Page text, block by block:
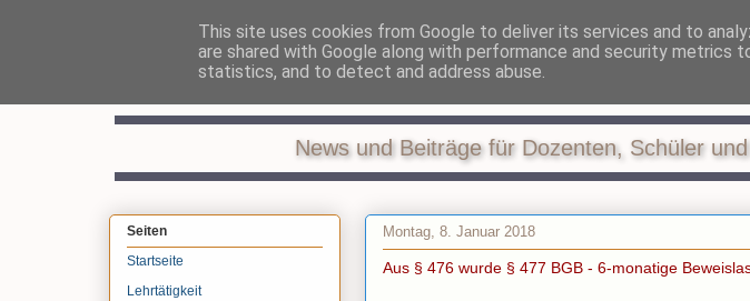
Recht und
News und Beiträge für Dozenten, Schüler
Montag, 8. Januar 2018
Aus § 476 wurde § 477 BGB - 6-monatige
Seiten
Startseite
Lehrtätigkeit
This site uses cookies from Google to deliver its services and to
are shared with Google along with performance and security metrics
statistics, and to detect and address abuse.